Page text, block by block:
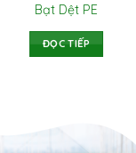
Bạt Dệt PE
ĐỌC TIẾP